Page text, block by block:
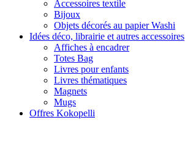
Accessoires textile
Bijoux
Objets décorés au papier Washi
Idées déco, librairie et autres accessoires
Affiches à encadrer
Totes Bag
Livres pour enfants
Livres thématiques
Magnets
Mugs
Offres Kokopelli